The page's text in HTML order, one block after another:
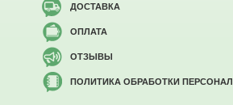
ДОСТАВКА
ОПЛАТА
ОТЗЫВЫ
ПОЛИТИКА ОБРАБОТКИ